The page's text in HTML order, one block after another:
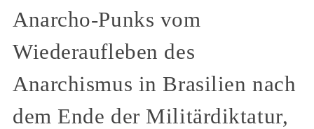
Anarcho-Punks vom
Wiederaufleben des
Anarchismus in Brasilien nach
dem Ende der Militärdiktatur,